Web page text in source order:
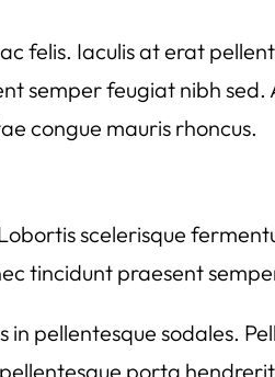
felis. Iaculis at erat
semper feugiat nibh
congue mauris rhoncus.
scelerisque
tincidunt praesent
pellentesque sodales.
porta